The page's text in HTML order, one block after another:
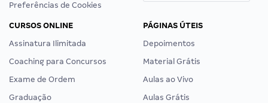
Preferências de Cookies
CURSOS ONLINE
Assinatura Ilimitada
Coaching para Concursos
Exame de Ordem
Graduação
PÁGINAS ÚTEIS
Depoimentos
Material Grátis
Aulas ao Vivo
Aulas Grátis